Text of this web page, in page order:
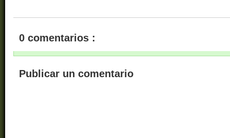
0 comentarios :
Publicar un comentario